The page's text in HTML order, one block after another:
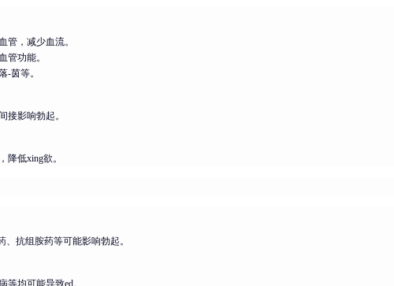
管，减少血流。
管功能。
-茵等。
接影响勃起。
降低xing欲。
、抗组胺药等可能影响勃起。
等均可能导致ed。